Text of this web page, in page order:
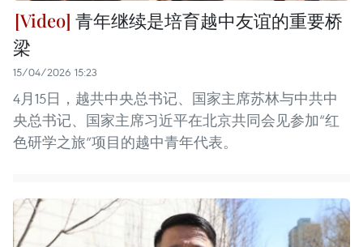
青年继续是培育越中友谊的重要桥
梁
15/04/2026 15:23
4月15日，越共中央总书记、国家主席苏林与中共中
央总书记、国家主席习近平在北京共同会见参加“红
色研学之旅”项目的越中青年代表。